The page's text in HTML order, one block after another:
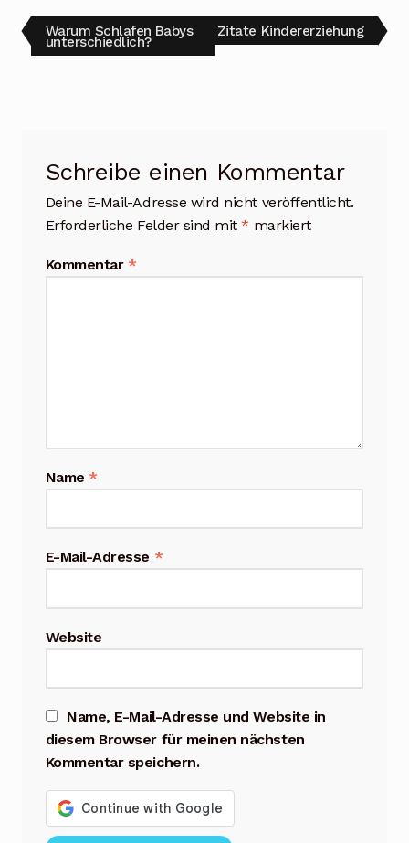
Beitragsnavigation
Vorheriger
Beitrag:
Warum Schlafen Babys
unterschiedlich?
Nächster
Beitrag:
Zitate Kindererziehung
Schreibe einen Kommentar
Deine E-Mail-Adresse wird nicht veröffentlicht.
Erforderliche Felder sind mit* markiert
Kommentar *
Name *
E-Mail-Adresse *
Website
Name, E-Mail-Adresse und Website in
diesem Browser für meinen nächsten
Kommentar speichern.